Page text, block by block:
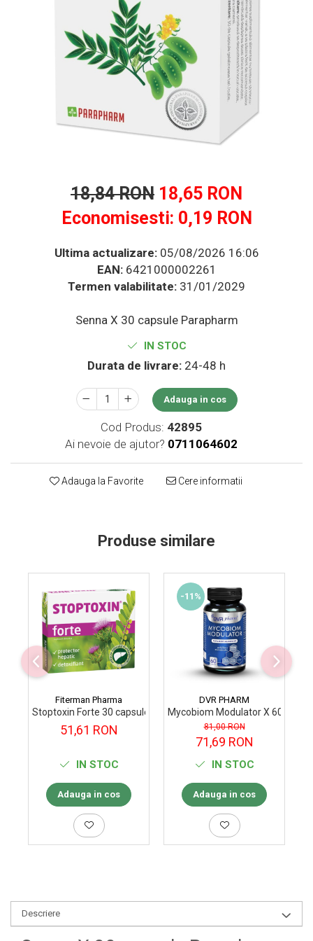
Probiotice si prebiotice
Sanatate urinara
Sistemul respirator
Supliment Calciu
Supliment Complexe
Supliment Vitamina B
Supliment Vitamina D3
Tincturi si Gemoderivate
Tuse gat si respiratie
Vitamine si minerale
Balsam masca si tratament
Produse cu SPF Pentru Fata
Repelenti insecte
18,84 RON 18,65 RON
Economisesti: 0,19 RON
Ultima actualizare:05/08/2026 16:06
EAN:6421000002261
Termen valabilitate: 31/01/2029
Senna X 30 capsule Parapharm
IN STOC
Durata de livrare: 24-48 h
Adauga in cos
Cod Produs: 42895
Ai nevoie de ajutor? 0711064602
Adauga la Favorite Cere informatii
Produse similare
Fiterman Pharma
Stoptoxin Forte 30 capsule Fiterman Pharma
51,61 RON
IN STOC
Adauga in cos
-11%
DVR PHARM
Mycobiom Modulator X 60
81,00 RON
71,69 RON
IN STOC
Adauga in cos
Descriere